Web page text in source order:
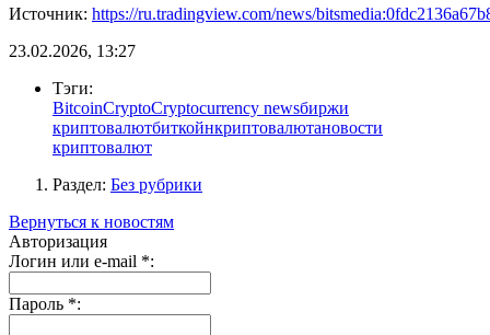
Источник: https://ru.tradingview.com/news/
23.02.2026, 13:27
Тэги:
BitcoinCryptoCryptocurrency newsбиржи
криптовалютбиткойнкриптовалютановости
криптовалют
Раздел: Без рубрики
Вернуться к новостям
Авторизация
Логин или e-mail *:
Пароль *: